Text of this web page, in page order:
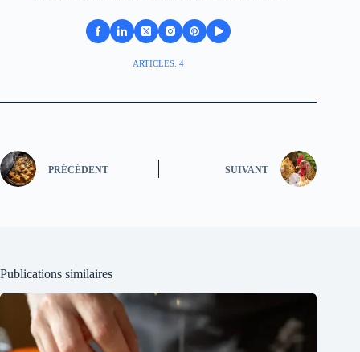
ARTICLES: 4
PRÉCÉDENT SUIVANT
Publications similaires